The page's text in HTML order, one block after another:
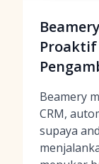
Proaktif
Beamery
CRM,
supaya